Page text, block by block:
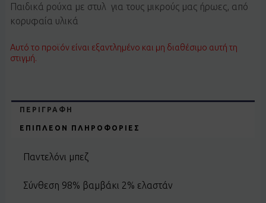
Παιδικά ρούχα με στυλ για τους μικρούς μας ήρωες, από
κορυφαία υλικά
Αυτό το προϊόν είναι εξαντλημένο και μη διαθέσιμο αυτή τη
στιγμή.
ΠΕΡΙΓΡΑΦΉ
ΕΠΙΠΛΈΟΝ ΠΛΗΡΟΦΟΡΊΕΣ
Παντελόνι μπεζ
Σύνθεση 98% βαμβάκι 2% ελαστάν